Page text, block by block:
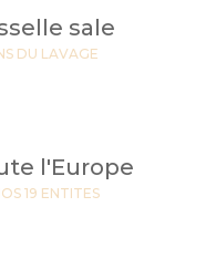
sale
DU LAVAGE
l'Europe
19 ENTITES